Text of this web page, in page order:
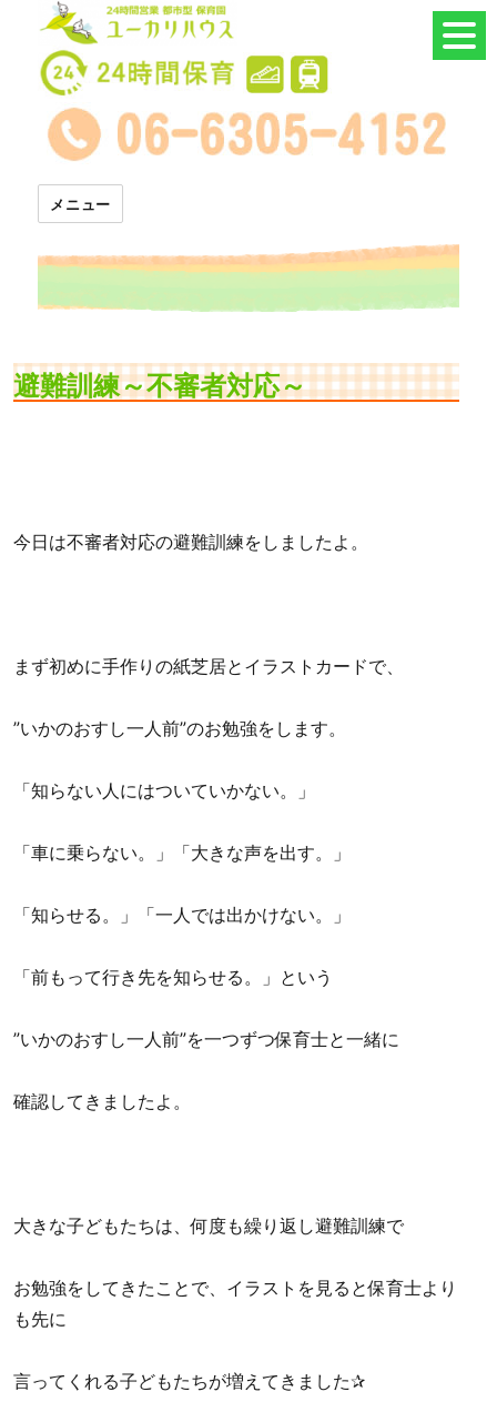
24時間託児所 ユーカリハウス
メニュー
避難訓練～不審者対応～
今日は不審者対応の避難訓練をしましたよ。
まず初めに手作りの紙芝居とイラストカードで、
”いかのおすし一人前”のお勉強をします。
「知らない人にはついていかない。」
「車に乗らない。」「大きな声を出す。」
「知らせる。」「一人では出かけない。」
「前もって行き先を知らせる。」という
”いかのおすし一人前”を一つずつ保育士と一緒に
確認してきましたよ。
大きな子どもたちは、何度も繰り返し避難訓練で
お勉強をしてきたことで、イラストを見ると保育士より
も先に
言ってくれる子どもたちが増えてきました✰